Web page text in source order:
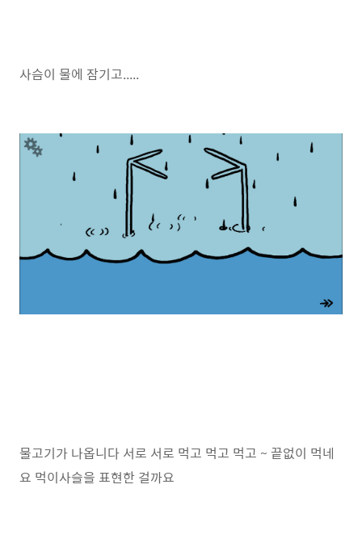
사슴이 물에 잠기고.....
물고기가 나옵니다 서로 서로 먹고 먹고 먹고 ~ 끝없이 먹네
요 먹이사슬을 표현한 걸까요